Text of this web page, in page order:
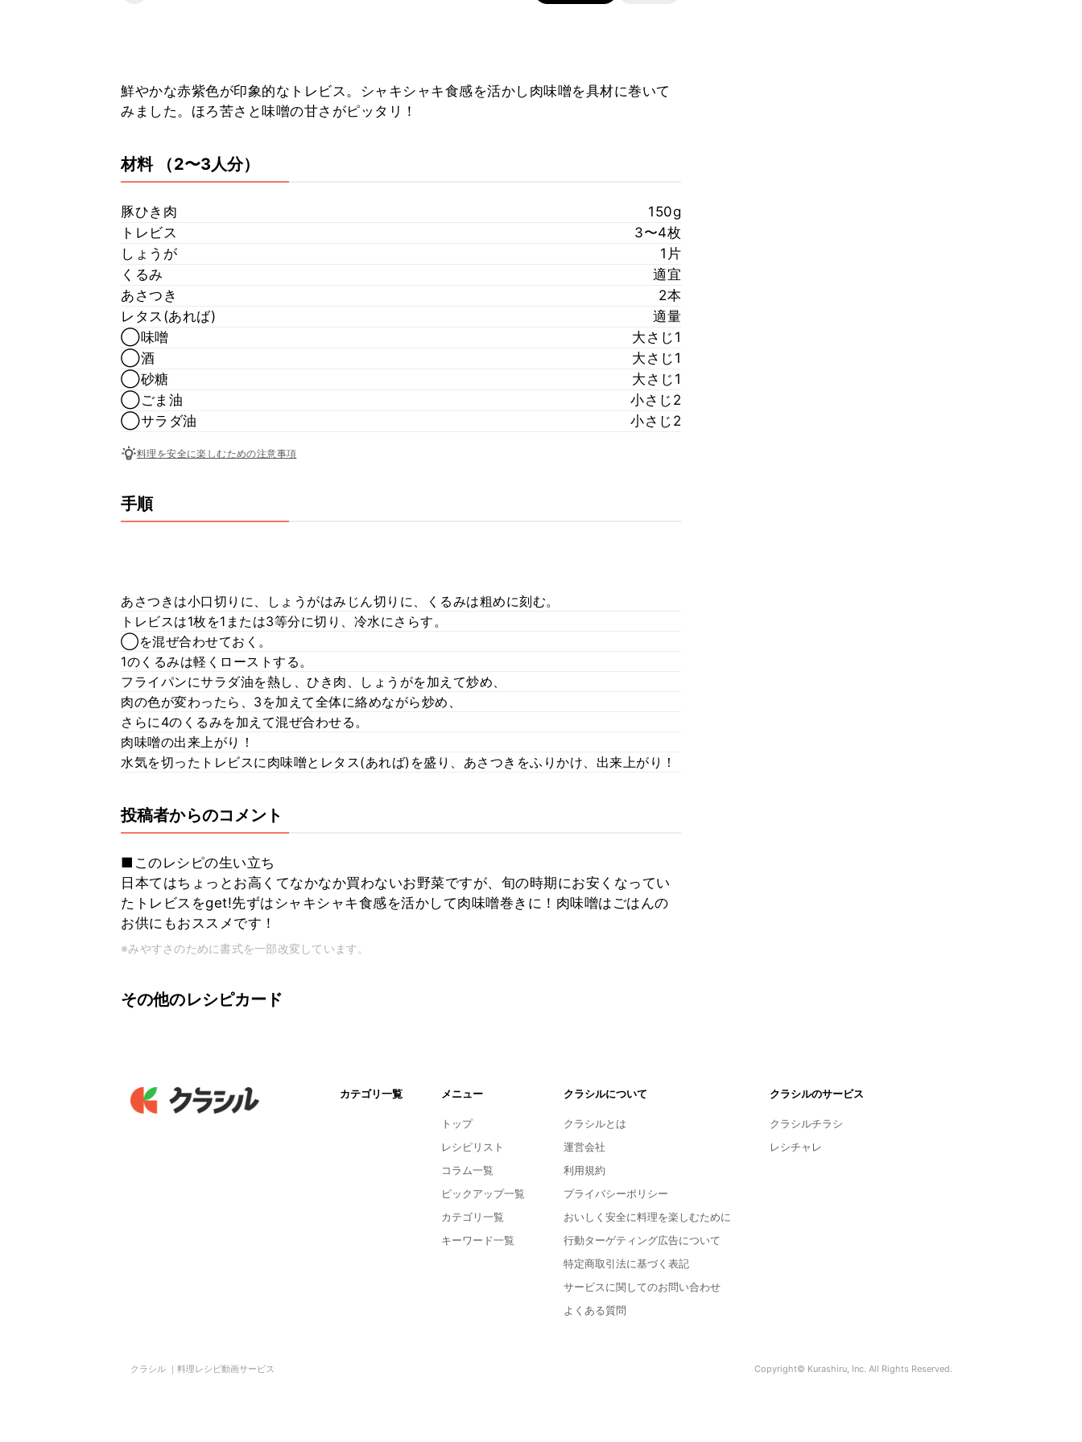
鮮やかな赤紫色が印象的なトレビス。シャキシャキ食感を活かし肉味噌を具材に巻いて
みました。ほろ苦さと味噌の甘さがピッタリ！
材料 （2〜3人分）
豚ひき肉
150g
トレビス
3〜4枚
しょうが
1片
くるみ
適宜
あさつき
2本
レタス(あれば)
適量
◯味噌
大さじ1
◯酒
大さじ1
◯砂糖
大さじ1
◯ごま油
小さじ2
◯サラダ油
小さじ2
料理を安全に楽しむための注意事項
手順
あさつきは小口切りに、しょうがはみじん切りに、くるみは粗めに刻む。
トレビスは1枚を1または3等分に切り、冷水にさらす。
◯を混ぜ合わせておく。
1のくるみは軽くローストする。
フライパンにサラダ油を熱し、ひき肉、しょうがを加えて炒め、
肉の色が変わったら、3を加えて全体に絡めながら炒め、
さらに4のくるみを加えて混ぜ合わせる。
肉味噌の出来上がり！
水気を切ったトレビスに肉味噌とレタス(あれば)を盛り、あさつきをふりかけ、出来上がり！
投稿者からのコメント
■このレシピの生い立ち
日本てはちょっとお高くてなかなか買わないお野菜ですが、旬の時期にお安くなってい
たトレビスをget!先ずはシャキシャキ食感を活かして肉味噌巻きに！肉味噌はごはんの
お供にもおススメです！
※みやすさのために書式を一部改変しています。
その他のレシピカード
カテゴリ一覧 メニュー
トップ
レシピリスト
コラム一覧
ピックアップ一覧
カテゴリ一覧
キーワード一覧
クラシルについて
クラシルとは
運営会社
利用規約
プライバシーポリシー
おいしく安全に料理を楽しむために
行動ターゲティング広告について
特定商取引法に基づく表記
サービスに関してのお問い合わせ
よくある質問
クラシルのサービス
クラシルチラシ
レシチャレ
クラシル ｜料理レシピ動画サービス Copyright© Kurashiru, Inc. All Rights Reserved.